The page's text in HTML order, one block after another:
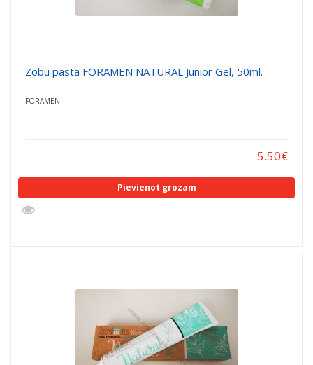
Zobu pasta FORAMEN NATURAL Junior Gel, 50ml.
FORAMEN
5.50€
Pievienot grozam